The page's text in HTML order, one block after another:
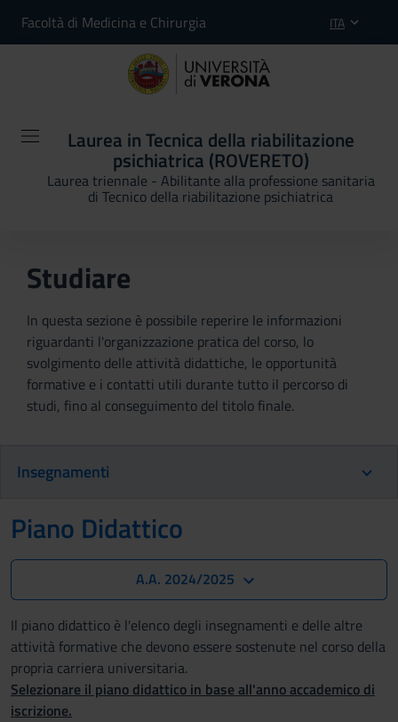
Facoltà di Medicina e Chirurgia ITA
Laurea in Tecnica della riabilitazione
psichiatrica (ROVERETO)
Laurea triennale - Abilitante alla professione sanitaria
di Tecnico della riabilitazione psichiatrica
Studiare
In questa sezione è possibile reperire le informazioni
riguardanti l'organizzazione pratica del corso, lo
svolgimento delle attività didattiche, le opportunità
formative e i contatti utili durante tutto il percorso di
studi, fino al conseguimento del titolo finale.
Insegnamenti
Piano Didattico
A.A. 2024/2025
Il piano didattico è l'elenco degli insegnamenti e delle altre
attività formative che devono essere sostenute nel corso della
propria carriera universitaria.
Selezionare il piano didattico in base all'anno accademico di
iscrizione.